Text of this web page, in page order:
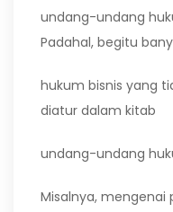
undang-undang
Padahal, begitu
hukum bisnis yang
diatur dalam kitab
undang-undang
Misalnya, mengenai